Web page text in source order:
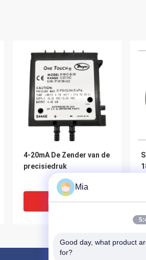
4-20mA De Zender van de
precisiedruk
Beste Prijs
Mia
Good day, what product
for?